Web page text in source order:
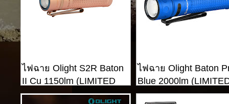
ไฟฉาย Olight S2R Baton
II Cu 1150lm (LIMITED
EDITION)
ไฟฉาย Olight Baton
Blue 2000lm
EDITION)